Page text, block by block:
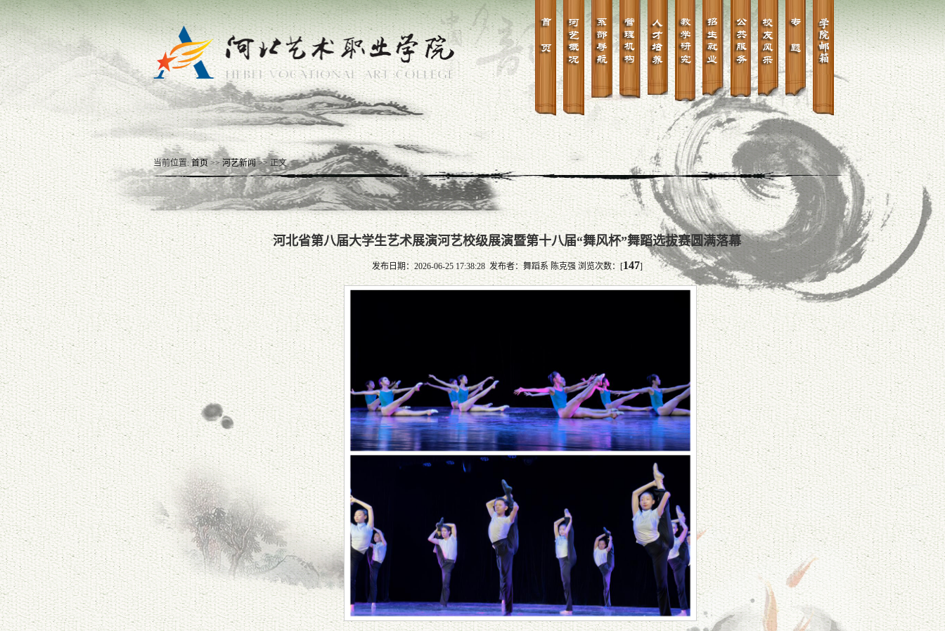
当前位置:首页 >>河艺新闻>> 正文
河北省第八届大学生艺术展演河艺校级展演暨第十八届“舞风杯”舞蹈选拔赛圆满落幕
发布日期：2026-06-25 17:38:28 发布者：舞蹈系 陈克强 浏览次数：[147]